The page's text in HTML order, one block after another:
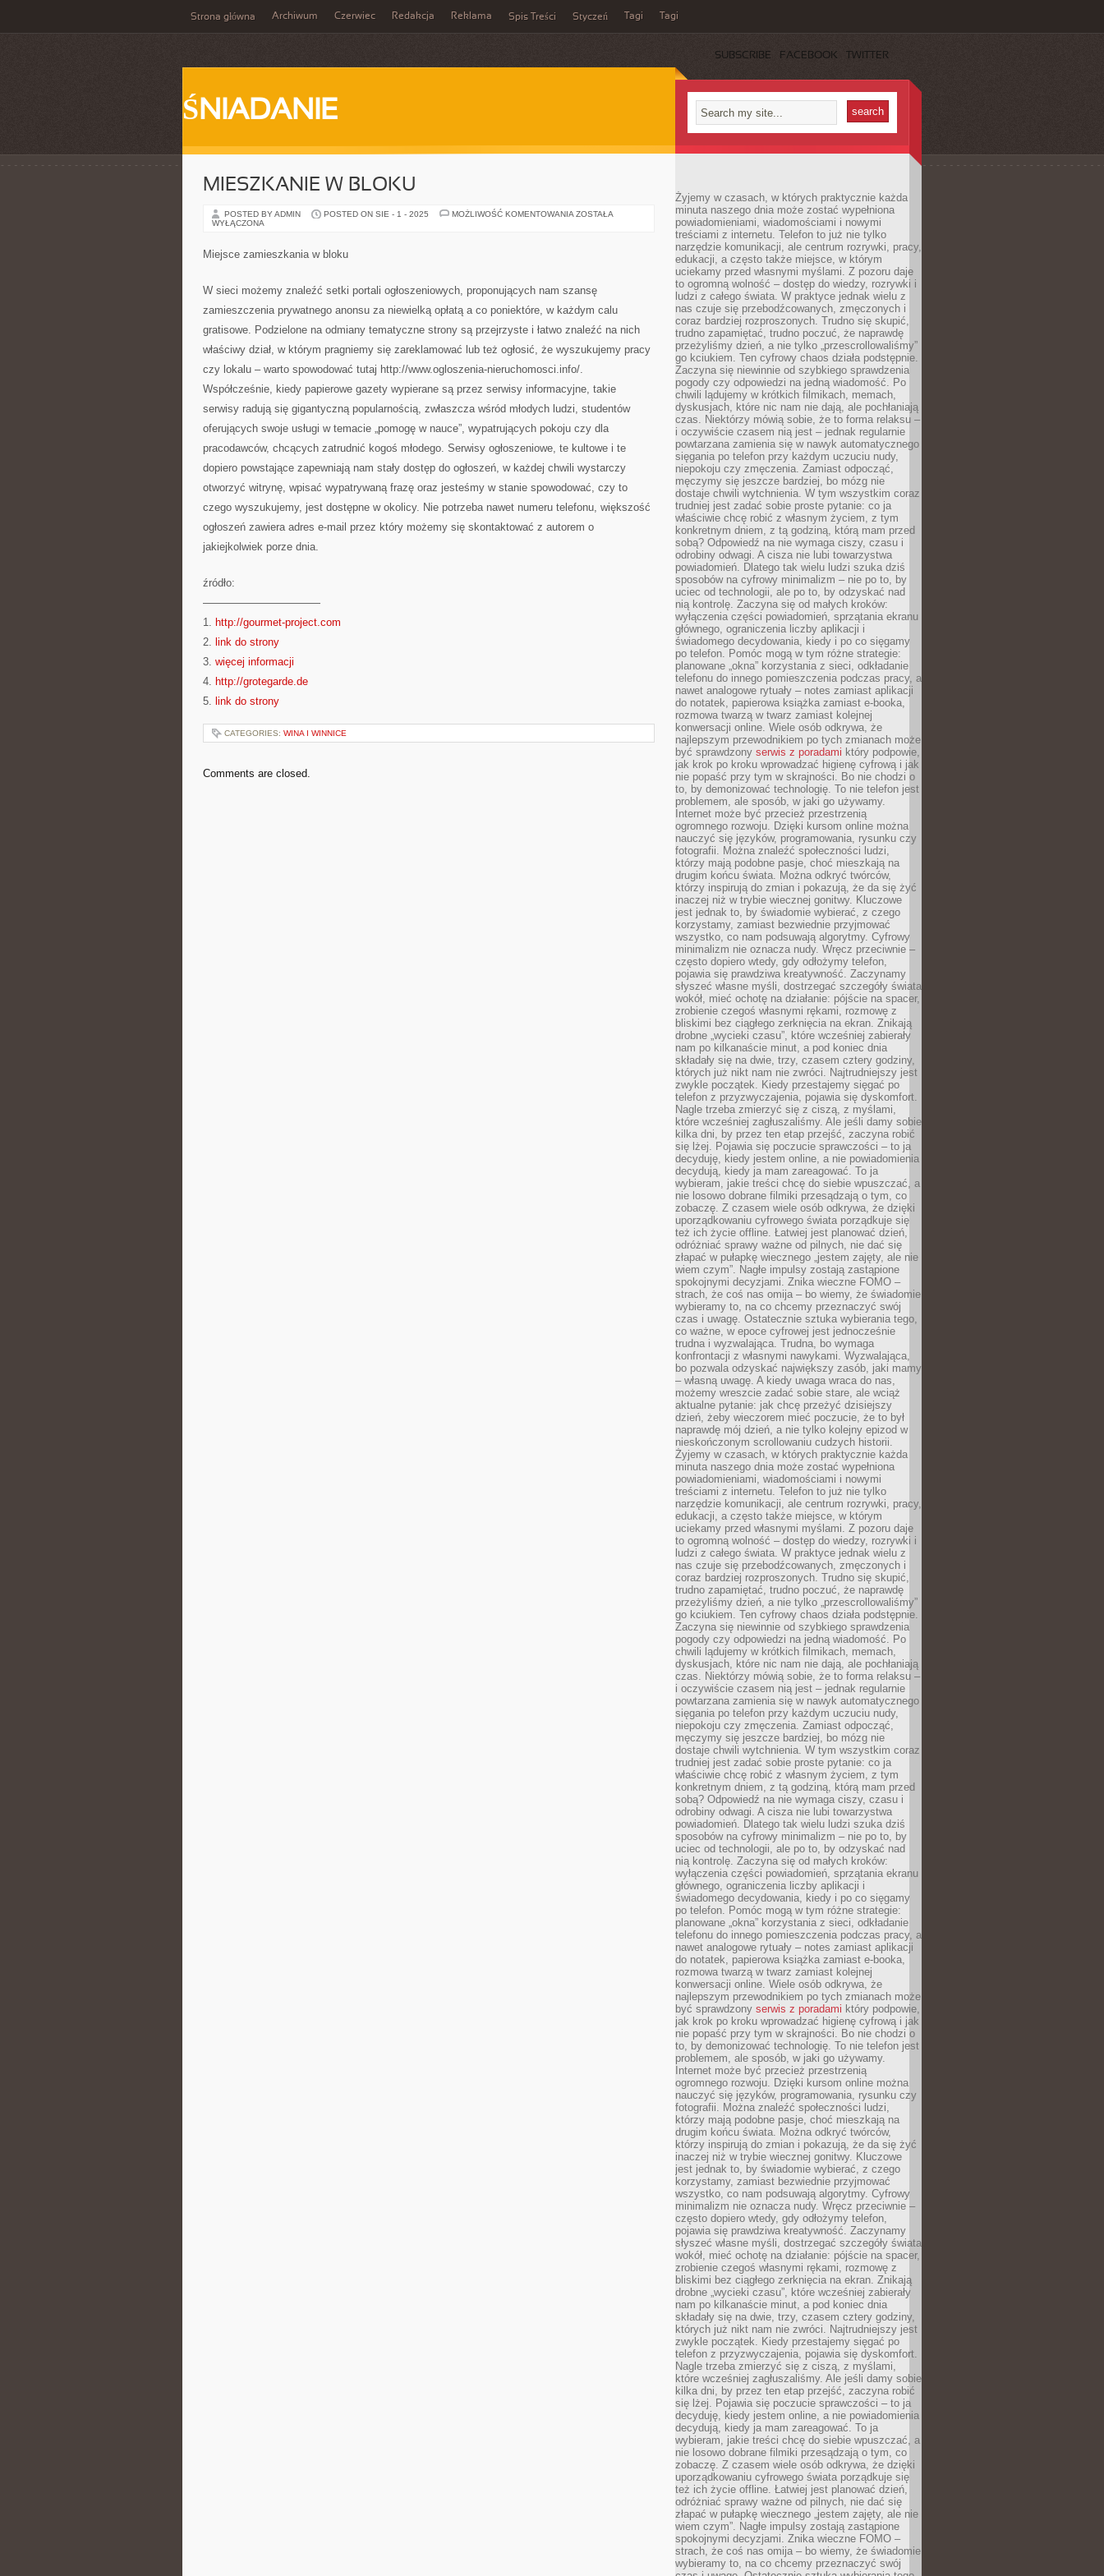
Strona główna Archiwum Czerwiec Redakcja Reklama Spis Treści Styczeń Tagi Tagi
SUBSCRIBE FACEBOOK TWITTER
ŚNIADANIE
MIESZKANIE W BLOKU
POSTED BY ADMIN POSTED ON SIE - 1 - 2025 MOŻLIWOŚĆ KOMENTOWANIA MIESZKANIE
ZOSTAŁA
WYŁĄCZONA
Miejsce zamieszkania w bloku
W sieci możemy znaleźć setki portali ogłoszeniowych, proponujących nam szansę
zamieszczenia prywatnego anonsu za niewielką opłatą a co poniektóre, w każdym calu
gratisowe. Podzielone na odmiany tematyczne strony są przejrzyste i łatwo znaleźć na nich
właściwy dział, w którym pragniemy się zareklamować lub też ogłosić, że wyszukujemy pracy
czy lokalu – warto spowodować tutaj http://www.ogloszenia-nieruchomosci.info/.
Współcześnie, kiedy papierowe gazety wypierane są przez serwisy informacyjne, takie
serwisy radują się gigantyczną popularnością, zwłaszcza wśród młodych ludzi, studentów
oferujących swoje usługi w temacie „pomogę w nauce”, wypatrujących pokoju czy dla
pracodawców, chcących zatrudnić kogoś młodego. Serwisy ogłoszeniowe, te kultowe i te
dopiero powstające zapewniają nam stały dostęp do ogłoszeń, w każdej chwili wystarczy
otworzyć witrynę, wpisać wypatrywaną frazę oraz jesteśmy w stanie spowodować, czy to
czego wyszukujemy, jest dostępne w okolicy. Nie potrzeba nawet numeru telefonu, większość
ogłoszeń zawiera adres e-mail przez który możemy się skontaktować z autorem o
jakiejkolwiek porze dnia.
źródło:
———————————
1. http://gourmet-project.com
2. link do strony
3. więcej informacji
4. http://grotegarde.de
5. link do strony
CATEGORIES: WINA I WINNICE
Comments are closed.
Żyjemy w czasach, w których praktycznie każda
minuta naszego dnia może zostać wypełniona
powiadomieniami, wiadomościami i nowymi
treściami z internetu. Telefon to już nie tylko
narzędzie komunikacji, ale centrum rozrywki, pracy,
edukacji, a często także miejsce, w którym
uciekamy przed własnymi myślami. Z pozoru daje
to ogromną wolność – dostęp do wiedzy, rozrywki i
ludzi z całego świata. W praktyce jednak wielu z
nas czuje się przebodźcowanych, zmęczonych i
coraz bardziej rozproszonych. Trudno się skupić,
trudno zapamiętać, trudno poczuć, że naprawdę
przeżyliśmy dzień, a nie tylko „przescrollowaliśmy”
go kciukiem. Ten cyfrowy chaos działa podstępnie.
Zaczyna się niewinnie od szybkiego sprawdzenia
pogody czy odpowiedzi na jedną wiadomość. Po
chwili lądujemy w krótkich filmikach, memach,
dyskusjach, które nic nam nie dają, ale pochłaniają
czas. Niektórzy mówią sobie, że to forma relaksu –
i oczywiście czasem nią jest – jednak regularnie
powtarzana zamienia się w nawyk automatycznego
sięgania po telefon przy każdym uczuciu nudy,
niepokoju czy zmęczenia. Zamiast odpocząć,
męczymy się jeszcze bardziej, bo mózg nie
dostaje chwili wytchnienia. W tym wszystkim coraz
trudniej jest zadać sobie proste pytanie: co ja
właściwie chcę robić z własnym życiem, z tym
konkretnym dniem, z tą godziną, którą mam przed
sobą? Odpowiedź na nie wymaga ciszy, czasu i
odrobiny odwagi. A cisza nie lubi towarzystwa
powiadomień. Dlatego tak wielu ludzi szuka dziś
sposobów na cyfrowy minimalizm – nie po to, by
uciec od technologii, ale po to, by odzyskać nad
nią kontrolę. Zaczyna się od małych kroków:
wyłączenia części powiadomień, sprzątania ekranu
głównego, ograniczenia liczby aplikacji i
świadomego decydowania, kiedy i po co sięgamy
po telefon. Pomóc mogą w tym różne strategie:
planowane „okna” korzystania z sieci, odkładanie
telefonu do innego pomieszczenia podczas pracy, a
nawet analogowe rytuały – notes zamiast aplikacji
do notatek, papierowa książka zamiast e-booka,
rozmowa twarzą w twarz zamiast kolejnej
konwersacji online. Wiele osób odkrywa, że
najlepszym przewodnikiem po tych zmianach może
być sprawdzony serwis z poradami który podpowie,
jak krok po kroku wprowadzać higienę cyfrową i jak
nie popaść przy tym w skrajności. Bo nie chodzi o
to, by demonizować technologię. To nie telefon jest
problemem, ale sposób, w jaki go używamy.
Internet może być przecież przestrzenią
ogromnego rozwoju. Dzięki kursom online można
nauczyć się języków, programowania, rysunku czy
fotografii. Można znaleźć społeczności ludzi,
którzy mają podobne pasje, choć mieszkają na
drugim końcu świata. Można odkryć twórców,
którzy inspirują do zmian i pokazują, że da się żyć
inaczej niż w trybie wiecznej gonitwy. Kluczowe
jest jednak to, by świadomie wybierać, z czego
korzystamy, zamiast bezwiednie przyjmować
wszystko, co nam podsuwają algorytmy. Cyfrowy
minimalizm nie oznacza nudy. Wręcz przeciwnie –
często dopiero wtedy, gdy odłożymy telefon,
pojawia się prawdziwa kreatywność. Zaczynamy
słyszeć własne myśli, dostrzegać szczegóły świata
wokół, mieć ochotę na działanie: pójście na spacer,
zrobienie czegoś własnymi rękami, rozmowę z
bliskimi bez ciągłego zerknięcia na ekran. Znikają
drobne „wycieki czasu”, które wcześniej zabierały
nam po kilkanaście minut, a pod koniec dnia
składały się na dwie, trzy, czasem cztery godziny,
których już nikt nam nie zwróci. Najtrudniejszy jest
zwykle początek. Kiedy przestajemy sięgać po
telefon z przyzwyczajenia, pojawia się dyskomfort.
Nagle trzeba zmierzyć się z ciszą, z myślami,
które wcześniej zagłuszaliśmy. Ale jeśli damy sobie
kilka dni, by przez ten etap przejść, zaczyna robić
się lżej. Pojawia się poczucie sprawczości – to ja
decyduję, kiedy jestem online, a nie powiadomienia
decydują, kiedy ja mam zareagować. To ja
wybieram, jakie treści chcę do siebie wpuszczać, a
nie losowo dobrane filmiki przesądzają o tym, co
zobaczę. Z czasem wiele osób odkrywa, że dzięki
uporządkowaniu cyfrowego świata porządkuje się
też ich życie offline. Łatwiej jest planować dzień,
odróżniać sprawy ważne od pilnych, nie dać się
złapać w pułapkę wiecznego „jestem zajęty, ale nie
wiem czym”. Nagłe impulsy zostają zastąpione
spokojnymi decyzjami. Znika wieczne FOMO –
strach, że coś nas omija – bo wiemy, że świadomie
wybieramy to, na co chcemy przeznaczyć swój
czas i uwagę. Ostatecznie sztuka wybierania tego,
co ważne, w epoce cyfrowej jest jednocześnie
trudna i wyzwalająca. Trudna, bo wymaga
konfrontacji z własnymi nawykami. Wyzwalająca,
bo pozwala odzyskać największy zasób, jaki mamy
– własną uwagę. A kiedy uwaga wraca do nas,
możemy wreszcie zadać sobie stare, ale wciąż
aktualne pytanie: jak chcę przeżyć dzisiejszy
dzień, żeby wieczorem mieć poczucie, że to był
naprawdę mój dzień, a nie tylko kolejny epizod w
nieskończonym scrollowaniu cudzych historii.
Żyjemy w czasach, w których praktycznie każda
minuta naszego dnia może zostać wypełniona
powiadomieniami, wiadomościami i nowymi
treściami z internetu. Telefon to już nie tylko
narzędzie komunikacji, ale centrum rozrywki, pracy,
edukacji, a często także miejsce, w którym
uciekamy przed własnymi myślami. Z pozoru daje
to ogromną wolność – dostęp do wiedzy, rozrywki i
ludzi z całego świata. W praktyce jednak wielu z
nas czuje się przebodźcowanych, zmęczonych i
coraz bardziej rozproszonych. Trudno się skupić,
trudno zapamiętać, trudno poczuć, że naprawdę
przeżyliśmy dzień, a nie tylko „przescrollowaliśmy”
go kciukiem. Ten cyfrowy chaos działa podstępnie.
Zaczyna się niewinnie od szybkiego sprawdzenia
pogody czy odpowiedzi na jedną wiadomość. Po
chwili lądujemy w krótkich filmikach, memach,
dyskusjach, które nic nam nie dają, ale pochłaniają
czas. Niektórzy mówią sobie, że to forma relaksu –
i oczywiście czasem nią jest – jednak regularnie
powtarzana zamienia się w nawyk automatycznego
sięgania po telefon przy każdym uczuciu nudy,
niepokoju czy zmęczenia. Zamiast odpocząć,
męczymy się jeszcze bardziej, bo mózg nie
dostaje chwili wytchnienia. W tym wszystkim coraz
trudniej jest zadać sobie proste pytanie: co ja
właściwie chcę robić z własnym życiem, z tym
konkretnym dniem, z tą godziną, którą mam przed
sobą? Odpowiedź na nie wymaga ciszy, czasu i
odrobiny odwagi. A cisza nie lubi towarzystwa
powiadomień. Dlatego tak wielu ludzi szuka dziś
sposobów na cyfrowy minimalizm – nie po to, by
uciec od technologii, ale po to, by odzyskać nad
nią kontrolę. Zaczyna się od małych kroków:
wyłączenia części powiadomień, sprzątania ekranu
głównego, ograniczenia liczby aplikacji i
świadomego decydowania, kiedy i po co sięgamy
po telefon. Pomóc mogą w tym różne strategie:
planowane „okna” korzystania z sieci, odkładanie
telefonu do innego pomieszczenia podczas pracy, a
nawet analogowe rytuały – notes zamiast aplikacji
do notatek, papierowa książka zamiast e-booka,
rozmowa twarzą w twarz zamiast kolejnej
konwersacji online. Wiele osób odkrywa, że
najlepszym przewodnikiem po tych zmianach może
być sprawdzony serwis z poradami który podpowie,
jak krok po kroku wprowadzać higienę cyfrową i jak
nie popaść przy tym w skrajności. Bo nie chodzi o
to, by demonizować technologię. To nie telefon jest
problemem, ale sposób, w jaki go używamy.
Internet może być przecież przestrzenią
ogromnego rozwoju. Dzięki kursom online można
nauczyć się języków, programowania, rysunku czy
fotografii. Można znaleźć społeczności ludzi,
którzy mają podobne pasje, choć mieszkają na
drugim końcu świata. Można odkryć twórców,
którzy inspirują do zmian i pokazują, że da się żyć
inaczej niż w trybie wiecznej gonitwy. Kluczowe
jest jednak to, by świadomie wybierać, z czego
korzystamy, zamiast bezwiednie przyjmować
wszystko, co nam podsuwają algorytmy. Cyfrowy
minimalizm nie oznacza nudy. Wręcz przeciwnie –
często dopiero wtedy, gdy odłożymy telefon,
pojawia się prawdziwa kreatywność. Zaczynamy
słyszeć własne myśli, dostrzegać szczegóły świata
wokół, mieć ochotę na działanie: pójście na spacer,
zrobienie czegoś własnymi rękami, rozmowę z
bliskimi bez ciągłego zerknięcia na ekran. Znikają
drobne „wycieki czasu”, które wcześniej zabierały
nam po kilkanaście minut, a pod koniec dnia
składały się na dwie, trzy, czasem cztery godziny,
których już nikt nam nie zwróci. Najtrudniejszy jest
zwykle początek. Kiedy przestajemy sięgać po
telefon z przyzwyczajenia, pojawia się dyskomfort.
Nagle trzeba zmierzyć się z ciszą, z myślami,
które wcześniej zagłuszaliśmy. Ale jeśli damy sobie
kilka dni, by przez ten etap przejść, zaczyna robić
się lżej. Pojawia się poczucie sprawczości – to ja
decyduję, kiedy jestem online, a nie powiadomienia
decydują, kiedy ja mam zareagować. To ja
wybieram, jakie treści chcę do siebie wpuszczać, a
nie losowo dobrane filmiki przesądzają o tym, co
zobaczę. Z czasem wiele osób odkrywa, że dzięki
uporządkowaniu cyfrowego świata porządkuje się
też ich życie offline. Łatwiej jest planować dzień,
odróżniać sprawy ważne od pilnych, nie dać się
złapać w pułapkę wiecznego „jestem zajęty, ale nie
wiem czym”. Nagłe impulsy zostają zastąpione
spokojnymi decyzjami. Znika wieczne FOMO –
strach, że coś nas omija – bo wiemy, że świadomie
wybieramy to, na co chcemy przeznaczyć swój